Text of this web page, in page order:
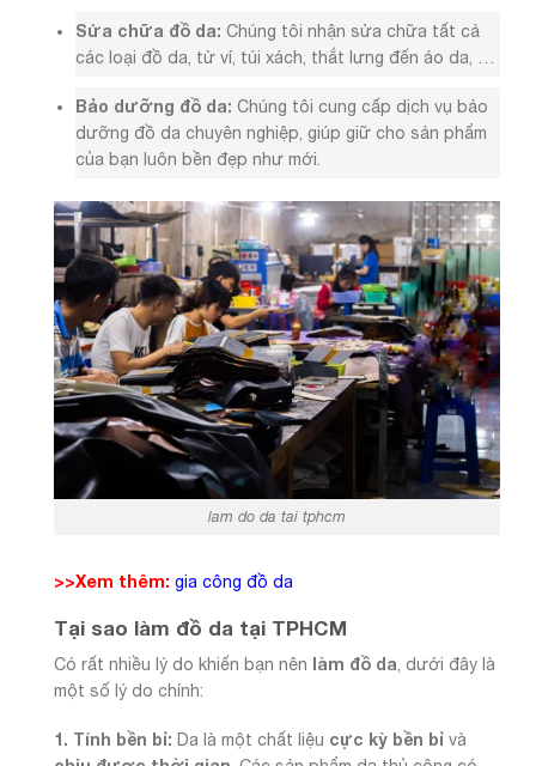
Sửa chữa đồ da: Chúng tôi nhận sửa chữa tất cả
các loại đồ da, từ ví, túi xách, thắt lưng đến áo da, …
Bảo dưỡng đồ da: Chúng tôi cung cấp dịch vụ bảo
dưỡng đồ da chuyên nghiệp, giúp giữ cho sản phẩm
của bạn luôn bền đẹp như mới.
lam do da tai tphcm
>>Xem thêm: gia công đồ da
Tại sao làm đồ da tại TPHCM
Có rất nhiều lý do khiến bạn nên làm đồ da, dưới đây là
một số lý do chính:
1. Tính bền bỉ: Da là một chất liệu cực kỳ bền bỉ và